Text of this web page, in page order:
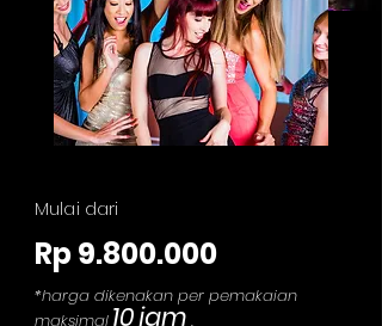
Mulai dari
Rp9.800.000
*harga dikenakan per pemakaian
maksimal 10jam .